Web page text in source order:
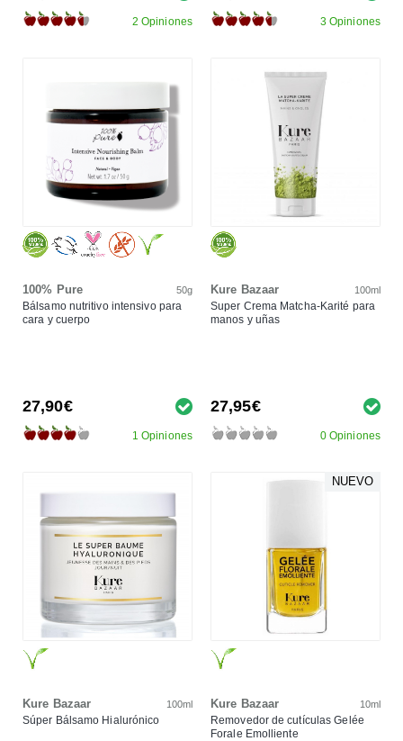
2 Opiniones 3 Opiniones
100% Pure 50g
Bálsamo nutritivo intensivo para
cara y cuerpo
27,90€
1 Opiniones
Kure Bazaar 100ml
Super Crema Matcha-Karité para
manos y uñas
27,95€
0 Opiniones
Kure Bazaar 100ml
Súper Bálsamo Hialurónico
NUEVO
Kure Bazaar 10ml
Removedor de cutículas Gelée
Forale Emolliente